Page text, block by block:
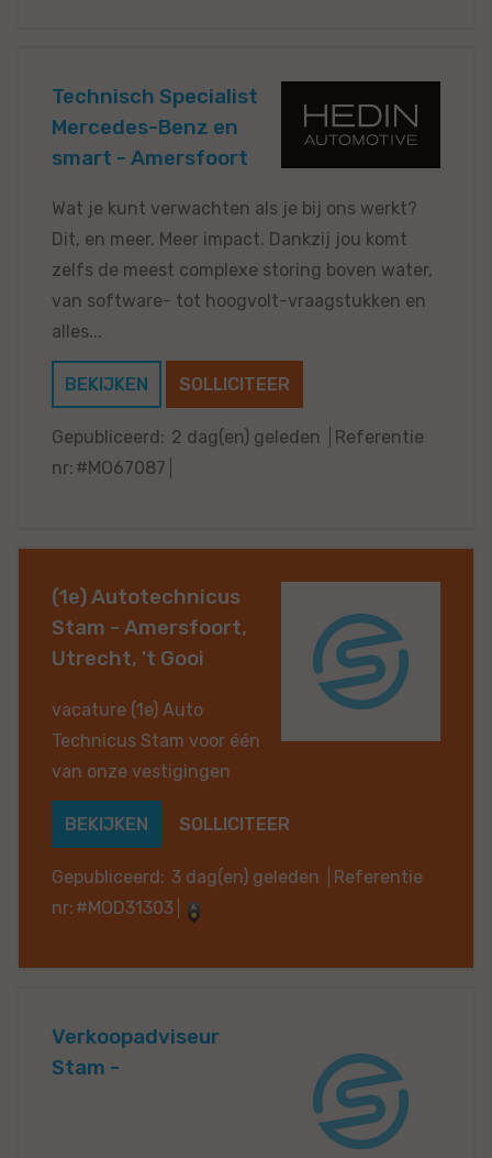
Technisch Specialist
Mercedes-Benz en
smart - Amersfoort
Wat je kunt verwachten als je bij ons werkt?
Dit, en meer. Meer impact. Dankzij jou komt
zelfs de meest complexe storing boven water,
van software- tot hoogvolt-vraagstukken en
alles...
BEKIJKEN SOLLICITEER
Gepubliceerd: 2 dag(en) geleden
Referentie
nr: #MO67087
(1e) Autotechnicus
Stam - Amersfoort,
Utrecht, 't Gooi
vacature (1e) Auto
Technicus Stam voor één
van onze vestigingen
BEKIJKEN SOLLICITEER
Gepubliceerd: 3 dag(en) geleden
Referentie
nr: #MOD31303
Verkoopadviseur
Stam -